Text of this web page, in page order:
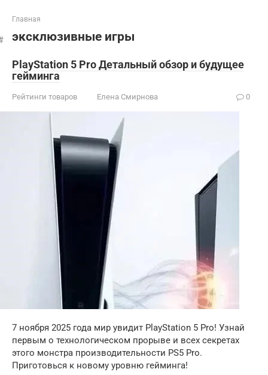
Главная
эксклюзивные игры
PlayStation 5 Pro Детальный обзор и будущее
гейминга
Рейтинги товаров Елена Смирнова 0
7 ноября 2025 года мир увидит PlayStation 5 Pro! Узнай
первым о технологическом прорыве и всех секретах
этого монстра производительности PS5 Pro.
Приготовься к новому уровню гейминга!